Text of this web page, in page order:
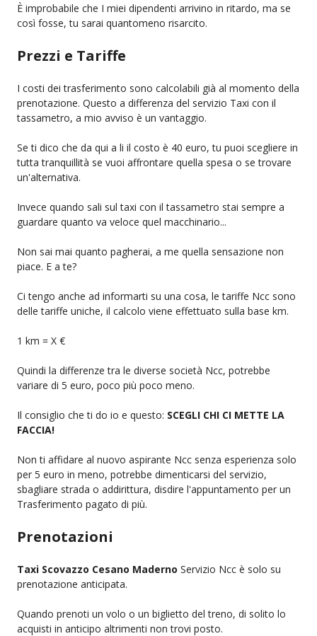
È improbabile che I miei dipendenti arrivino in ritardo, ma se
così fosse, tu sarai quantomeno risarcito.
Prezzi e Tariffe
I costi dei trasferimento sono calcolabili già al momento della
prenotazione. Questo a differenza del servizio Taxi con il
tassametro, a mio avviso è un vantaggio.
Se ti dico che da qui a li il costo è 40 euro, tu puoi scegliere in
tutta tranquillità se vuoi affrontare quella spesa o se trovare
un'alternativa.
Invece quando sali sul taxi con il tassametro stai sempre a
guardare quanto va veloce quel macchinario...
Non sai mai quanto pagherai, a me quella sensazione non
piace. E a te?
Ci tengo anche ad informarti su una cosa, le tariffe Ncc sono
delle tariffe uniche, il calcolo viene effettuato sulla base km.
1 km = X €
Quindi la differenze tra le diverse società Ncc, potrebbe
variare di 5 euro, poco più poco meno.
Il consiglio che ti do io e questo: SCEGLI CHI CI METTE LA
FACCIA!
Non ti affidare al nuovo aspirante Ncc senza esperienza solo
per 5 euro in meno, potrebbe dimenticarsi del servizio,
sbagliare strada o addirittura, disdire l'appuntamento per un
Trasferimento pagato di più.
Prenotazioni
Taxi Scovazzo Cesano Maderno Servizio Ncc è solo su
prenotazione anticipata.
Quando prenoti un volo o un biglietto del treno, di solito lo
acquisti in anticipo altrimenti non trovi posto.